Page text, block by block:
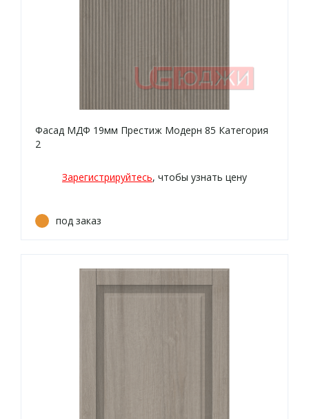
Фасад МДФ 19мм Престиж Модерн 85 Категория
2
Зарегистрируйтесь, чтобы узнать цену
под заказ